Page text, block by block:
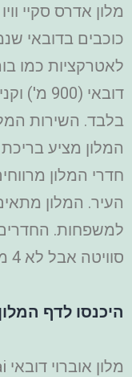
כוכבים בדובאי
דובאי
בלבד. השירות
המלון מציע
חדרי המלון
העיר. המלון
סוויטה אבל לא 4 מבוגרים.
היכנסו לדף